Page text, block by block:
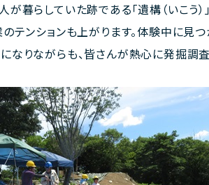
暮らしていた跡である「遺構（いこう
のテンションも上がります。体験中に
なりながらも、皆さんが熱心に発掘調